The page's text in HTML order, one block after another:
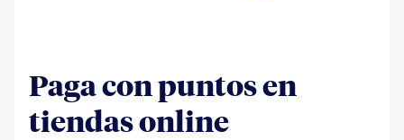
Paga con puntos en
tiendas online